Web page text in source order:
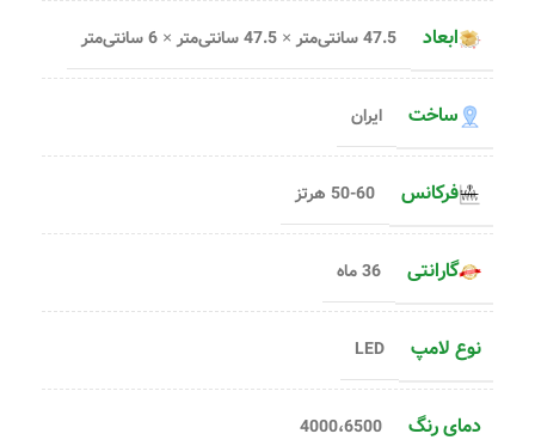
ابعاد 47.5 سانتی‌متر × 47.5 سانتی‌متر × 6 سانتی‌متر
ساخت ایران
فرکانس 50-60 هرتز
گارانتی 36 ماه
نوع لامپ LED
دمای رنگ 4000،6500